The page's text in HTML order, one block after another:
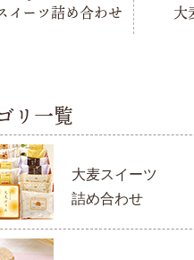
イーツ詰め合わせ 大
リ一覧
大麦スイーツ
詰め合わせ